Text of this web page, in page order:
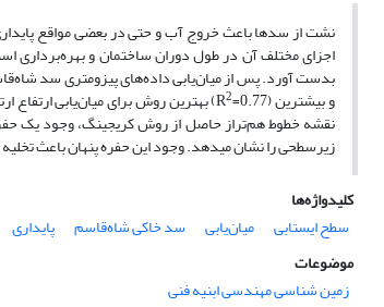
نشت از سدها باعث خروج آب و حتی در بعضی مواقع پایداری
اجزای مختلف آن در طول دوران ساختمان و بهره‌برداری
و بیشترین (R 2 =0.77) بهترین روش برای میان‌یابی
نقشه­ خطوط هم‌تراز حاصل از روش کریجینگ، وجود یک
زیرسطحی را نشان میدهد. وجود این حفره پنهان باعث
کلیدواژه‌ها
سطح ایستابی
میان‌یابی سد خاکی شاه‌قاسم
پایداری
موضوعات
زمین شناسی مهندسی ابنیه فنی